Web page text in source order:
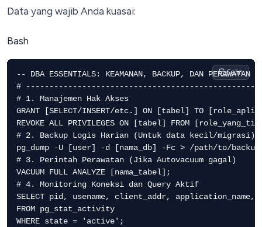
Data yang wajib Anda kuasai:
Bash
-- DBA ESSENTIALS: KEAMANAN, BACKUP, DAN PERAWATAN
#
# 1. Manajemen Hak Akses
GRANT [SELECT/INSERT/etc.] ON [tabel] TO
REVOKE ALL PRIVILEGES ON [tabel] FROM
# 2. Backup Logis Harian (Untuk data kecil/migrasi)
pg_dump -U [user] -d [nama_db] -Fc > /path/to/backup/
# 3. Perintah Perawatan (Jika Autovacuum gagal)
VACUUM FULL ANALYZE [nama_tabel];
# 4. Monitoring Koneksi dan Query Aktif
SELECT pid, usename, client_addr, application_name,
FROM pg_stat_activity
WHERE state = 'active';
Salin